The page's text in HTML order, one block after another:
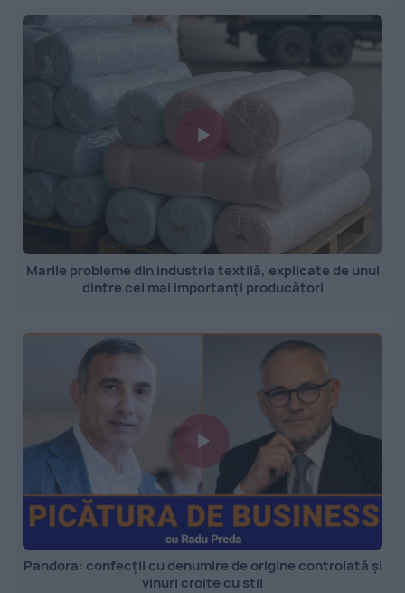
Marile probleme din industria textilă, explicate de unul
dintre cei mai importanți producători
Pandora: confecții cu denumire de origine controlată și
vinuri croite cu stil